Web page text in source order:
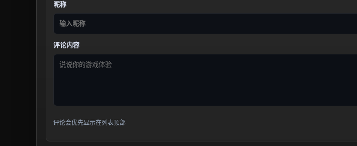
昵称
评论内容
评论会优先显示在列表顶部